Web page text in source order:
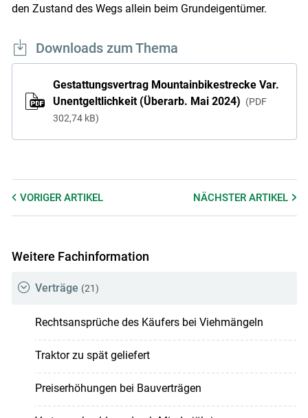
den Zustand des Wegs allein beim Grundeigentümer.
Downloads zum Thema
Gestattungsvertrag Mountainbikestrecke Var.
Unentgeltlichkeit (Überarb. Mai 2024)
PDF
302,74 kB
VORIGER ARTIKEL NÄCHSTERARTIKEL
Weitere Fachinformation
Verträge (21)
Rechtsansprüche des Käufers bei Viehmängeln
Traktor zu spät geliefert
Preiserhöhungen bei Bauverträgen